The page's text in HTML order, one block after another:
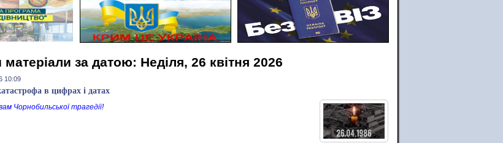
матеріали за датою: Неділя, 26 квітня 2026
10:09
в цифрах і датах
Чорнобильської трагедії!